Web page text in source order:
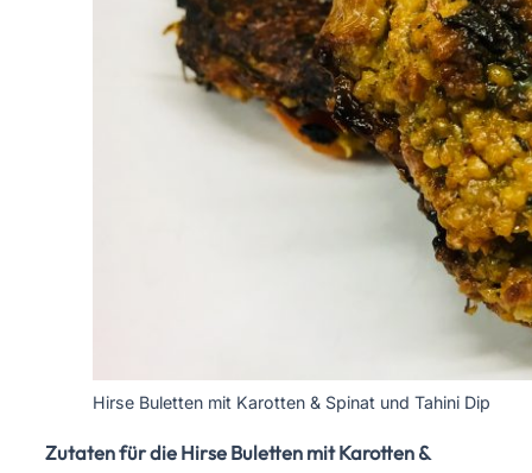
Hirse Buletten mit Karotten & Spinat und Tahini Dip
Zutaten für die Hirse Buletten mit Karotten &